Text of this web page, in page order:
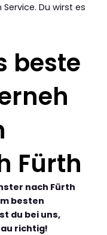
Du wirst es
beste
Fürth
nach Fürth
besten
du bei uns,
richtig!